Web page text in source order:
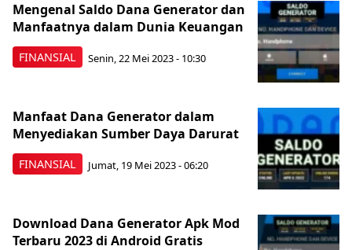
FINANSIAL
Mengenal Saldo Dana Generator dan
Manfaatnya dalam Dunia Keuangan
Senin, 22 Mei 2023 - 10:30
FINANSIAL
Manfaat Dana Generator dalam
Menyediakan Sumber Daya Darurat
Jumat, 19 Mei 2023 - 06:20
Download Dana Generator Apk Mod
Terbaru 2023 di Android Gratis